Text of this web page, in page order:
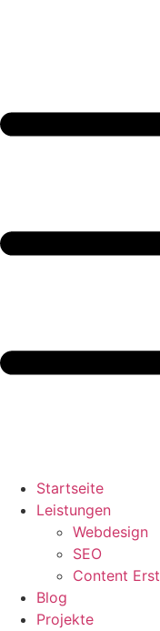
Startseite
Leistungen
Webdesign
SEO
Content
Blog
Projekte